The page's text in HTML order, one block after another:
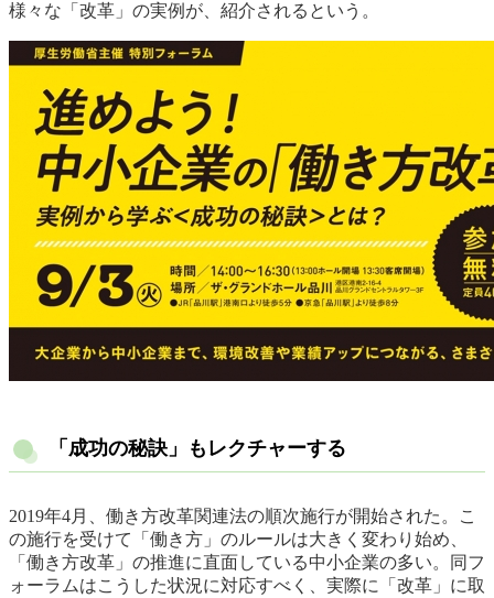
様々な「改革」の実例が、紹介されるという。
「成功の秘訣」もレクチャーする
2019年4月、働き方改革関連法の順次施行が開始された。こ
の施行を受けて「働き方」のルールは大きく変わり始め、
「働き方改革」の推進に直面している中小企業の多い。同フ
ォーラムはこうした状況に対応すべく、実際に「改革」に取